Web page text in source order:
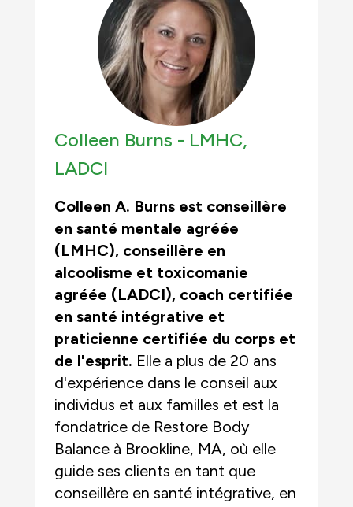
Colleen Burns - LMHC,
LADCI
Colleen A. Burns est conseillère
en santé mentale agréée
(LMHC), conseillère en
alcoolisme et toxicomanie
agréée (LADCI), coach certifiée
en santé intégrative et
praticienne certifiée du corps et
de l'esprit. Elle a plus de 20 ans
d'expérience dans le conseil aux
individus et aux familles et est la
fondatrice de Restore Body
Balance à Brookline, MA, où elle
guide ses clients en tant que
conseillère en santé intégrative, en